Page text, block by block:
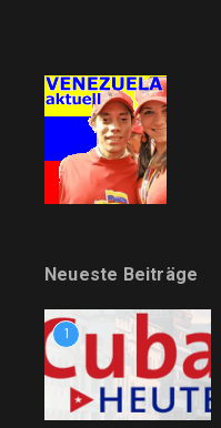
Neueste Beiträge
1